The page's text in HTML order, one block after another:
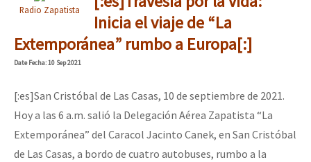
Radio Zapatista
Inicia el viaje de “La
Extemporánea” rumbo a Europa[:]
DateFecha: 10 Sep 2021
[:es]San Cristóbal de Las Casas, 10 de septiembre de 2021.
Hoy a las 6 a.m. salió la Delegación Aérea Zapatista “La
Extemporánea” del Caracol Jacinto Canek, en San Cristóbal
de Las Casas, a bordo de cuatro autobuses, rumbo a la